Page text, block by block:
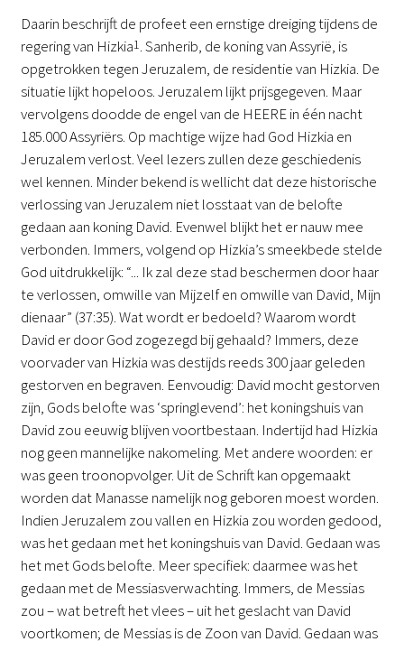
Daarin beschrijft de profeet een ernstige dreiging tijdens de
regering van Hizkia1. Sanherib, de koning van Assyrië, is
opgetrokken tegen Jeruzalem, de residentie van Hizkia. De
situatie lijkt hopeloos. Jeruzalem lijkt prijsgegeven. Maar
vervolgens doodde de engel van de HEERE in één nacht
185.000 Assyriërs. Op machtige wijze had God Hizkia en
Jeruzalem verlost. Veel lezers zullen deze geschiedenis
wel kennen. Minder bekend is wellicht dat deze historische
verlossing van Jeruzalem niet losstaat van de belofte
gedaan aan koning David. Evenwel blijkt het er nauw mee
verbonden. Immers, volgend op Hizkia’s smeekbede stelde
God uitdrukkelijk: “... Ik zal deze stad beschermen door haar
te verlossen, omwille van Mijzelf en omwille van David, Mijn
dienaar” (37:35). Wat wordt er bedoeld? Waarom wordt
David er door God zogezegd bij gehaald? Immers, deze
voorvader van Hizkia was destijds reeds 300 jaar geleden
gestorven en begraven. Eenvoudig: David mocht gestorven
zijn, Gods belofte was ‘springlevend’: het koningshuis van
David zou eeuwig blijven voortbestaan. Indertijd had Hizkia
nog geen mannelijke nakomeling. Met andere woorden: er
was geen troonopvolger. Uit de Schrift kan opgemaakt
worden dat Manasse namelijk nog geboren moest worden.
Indien Jeruzalem zou vallen en Hizkia zou worden gedood,
was het gedaan met het koningshuis van David. Gedaan was
het met Gods belofte. Meer specifiek: daarmee was het
gedaan met de Messiasverwachting. Immers, de Messias
zou – wat betreft het vlees – uit het geslacht van David
voortkomen; de Messias is de Zoon van David. Gedaan was